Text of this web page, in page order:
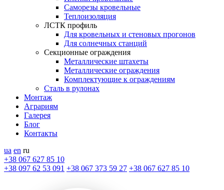
Саморезы кровельные
Теплоизоляция
ЛСТК профиль
Для кровельных и стеновых прогонов
Для солнечных станций
Секционные ограждения
Металлические штахеты
Металлические ограждения
Комплектующие к ограждениям
Сталь в рулонах
Монтаж
Аграриям
Галерея
Блог
Контакты
ua en ru
+38 067 627 85 10
+38 097 62 53 091 +38 067 373 59 27 +38 067 627 85 10